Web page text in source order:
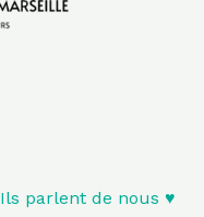
Ils parlent de nous ♥️